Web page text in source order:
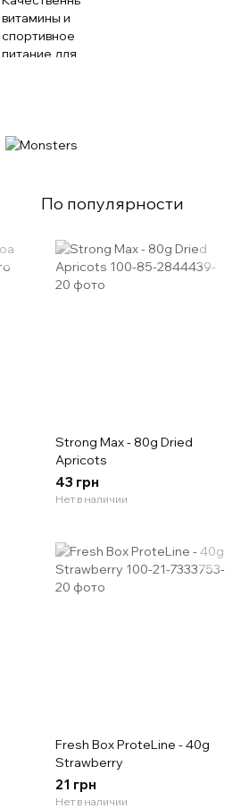
По популярности
Strong Max - 80g Dried
Apricots
43 грн
Нет в наличии
Fresh Box ProteLine - 40g
Strawberry
21 грн
Нет в наличии